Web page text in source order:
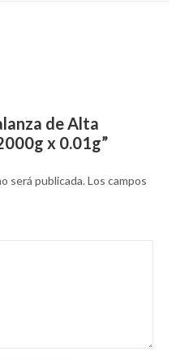
de Alta
x 0.01g”
será publicada.Los campos